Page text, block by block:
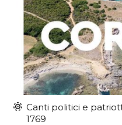
Canti politici e
1769